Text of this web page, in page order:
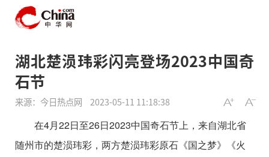
湖北楚涢玮彩闪亮登场2023中国奇
石节
来源：今日热点网 2023-05-11 11:18:38
在4月22日至26日2023中国奇石节上，来自湖北省
随州市的楚涢玮彩，两方楚涢玮彩原石《国之梦》《火